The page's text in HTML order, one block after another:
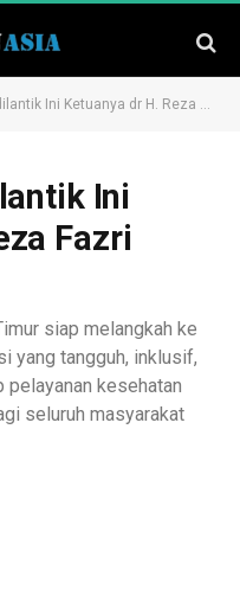
Ini Ketuanya dr H. Reza Fazri Prasetyo
Ini
Fazri
siap melangkah ke
yang tangguh, inklusif,
kesehatan
seluruh masyarakat